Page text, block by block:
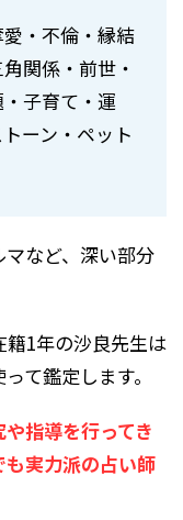
・不倫・縁結
関係・前世・
子育て・運
ーン・ペット
など、深い部分
籍1年の沙良先生は
て鑑定します。
指導を行ってき
実力派の占い師